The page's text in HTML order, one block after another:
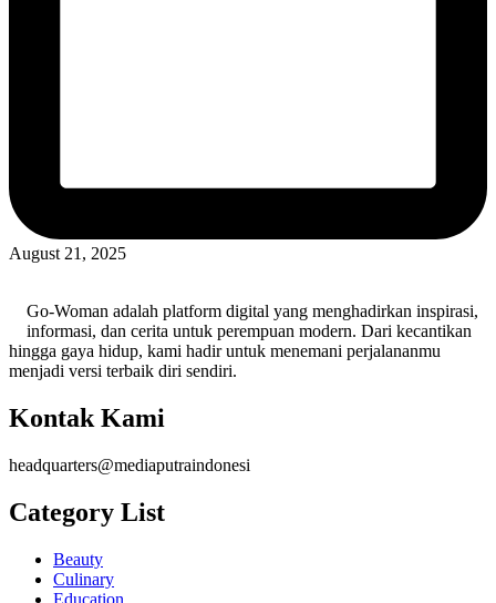
August 21, 2025
Go-Woman adalah platform digital yang menghadirkan inspirasi,
informasi, dan cerita untuk perempuan modern. Dari kecantikan
hingga gaya hidup, kami hadir untuk menemani perjalananmu
menjadi versi terbaik diri sendiri.
Kontak Kami
headquarters@mediaputraindonesi
Category List
Beauty
Culinary
Education